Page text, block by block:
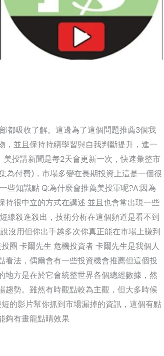
都吸收了解。這邊為了這個問題推薦3個我
並且保持持續學習與自我判斷提升，進一
投講新聞是每2天會更新一次，快速彙整市
為付費)，市場多變在長期投資上這是一個很
些知識點 Q:為什麼會推薦美投軍呢?A:因為
很中立的方式在講述 並且也會常出現一些
線殺進殺出，技術分析在這個頻道是看不到
沒用但你出手越多次你真正能在市場上賺到
圈 卡爾先生 危機投資者 卡爾先生是我個人
法，偶爾會有一些投資機會推薦但這個投
方是在於它會統整世界各個總經數據，然
勢。雖然有時觀點較為主觀，但大多時候
的影片幫你抓到市場漏掉的資訊，這個有點
夠有畫龍點睛效果